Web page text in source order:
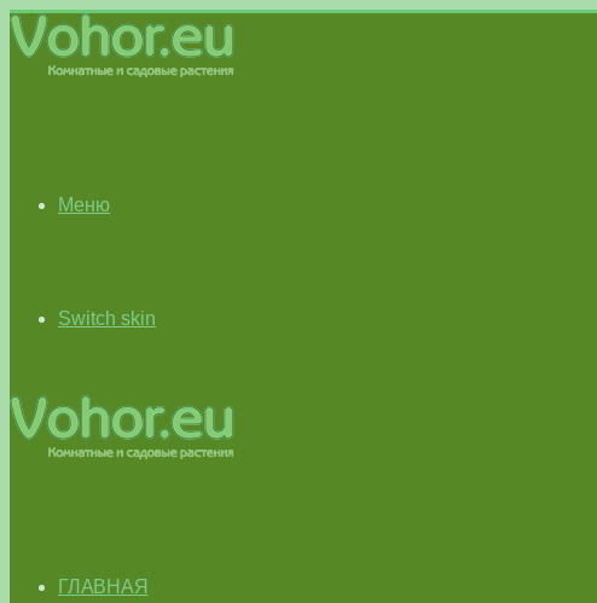
Меню
Switch skin
ГЛАВНАЯ